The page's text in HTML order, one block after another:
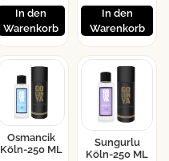
In den
Warenkorb
In den
Warenkorb
Osmancik
Köln-250 ML
Sungurlu
Köln-250 ML